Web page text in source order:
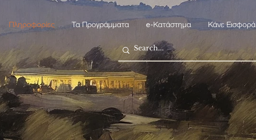
Πληροφορίες Τα Προγράμματα e-Κατάστημα Κάνε Εισφορά